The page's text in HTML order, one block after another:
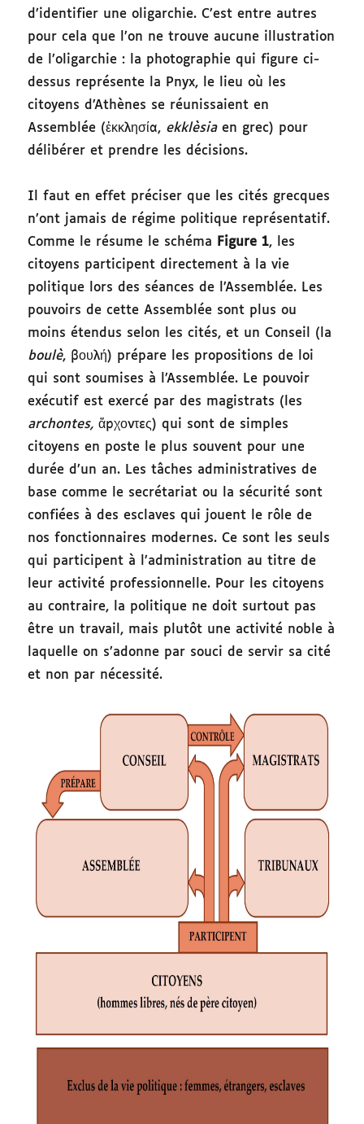
d’identifier une oligarchie. C’est entre autres
pour cela que l’on ne trouve aucune illustration
de l’oligarchie : la photographie qui figure ci-
dessus représente la Pnyx, le lieu où les
citoyens d’Athènes se réunissaient en
Assemblée (ἐκκλησία, ekklèsiaen grec) pour
délibérer et prendre les décisions.
Il faut en effet préciser que les cités grecques
n’ont jamais de régime politique représentatif.
Comme le résume le schéma
Figure 1, les
citoyens participent directement à la vie
politique lors des séances de l’Assemblée. Les
pouvoirs de cette Assemblée sont plus ou
moins étendus selon les cités, et un Conseil (la
boulè, βουλή) prépare les propositions de loi
qui sont soumises à l’Assemblée. Le pouvoir
exécutif est exercé par des magistrats (les
archontes,ἄρχοντες) qui sont de simples
citoyens en poste le plus souvent pour une
durée d’un an. Les tâches administratives de
base comme le secrétariat ou la sécurité sont
confiées à des esclaves qui jouent le rôle de
nos fonctionnaires modernes. Ce sont les seuls
qui participent à l’administration au titre de
leur activité professionnelle. Pour les citoyens
au contraire, la politique ne doit surtout pas
être un travail, mais plutôt une activité noble à
laquelle on s’adonne par souci de servir sa cité
et non par nécessité.